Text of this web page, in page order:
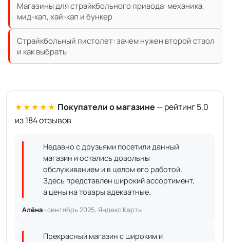
Магазины для страйкбольного привода: механика,
мид-кап, хай-кап и бункер
Страйкбольный пистолет: зачем нужен второй ствол
и как выбрать
★★★★★ Покупатели о магазине — рейтинг 5,0
из 184 отзывов
Недавно с друзьями посетили данный
магазин и остались довольны
обслуживанием и в целом его работой.
Здесь представлен широкий ассортимент,
а цены на товары адекватные.
Алёна ·сентябрь 2025, Яндекс.Карты
Прекрасный магазин с широким и